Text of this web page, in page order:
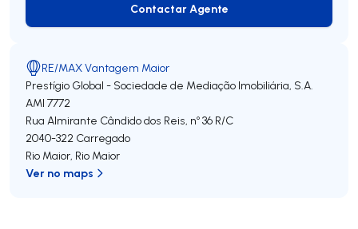
Contactar Agente
Contactar Agente
RE/MAX Vantagem Maior
Prestígio Global - Sociedade de Mediação Imobiliária, S.A.
AMI 7772
Rua Almirante Cândido dos Reis, nº 36 R/C
2040-322 Carregado
Rio Maior, Rio Maior
Ver no maps